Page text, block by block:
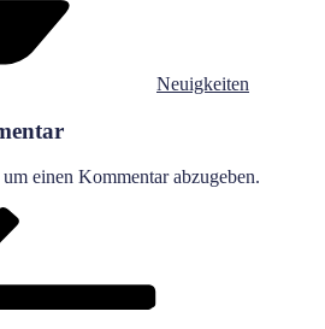
Neuigkeiten
um einen Kommentar abzugeben.